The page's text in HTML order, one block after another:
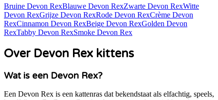
Bruine Devon RexBlauwe Devon RexZwarte Devon RexWitte
Devon RexGrijze Devon RexRode Devon RexCrème Devon
RexCinnamon Devon RexBeige Devon RexGolden Devon
RexTabby Devon RexSmoke Devon Rex
Over Devon Rex kittens
Wat is een Devon Rex?
Een Devon Rex is een kattenras dat bekendstaat als elfachtig, speels,